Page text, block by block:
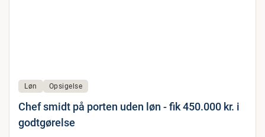
Løn Opsigelse
Chef smidt på porten uden løn - fik 450.000 kr. i
godtgørelse